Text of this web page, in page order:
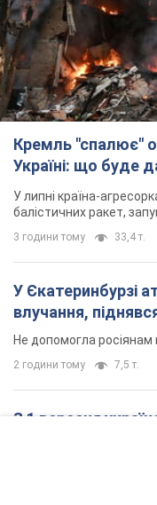
Кремль "спалює"
Україні: що буде
У липні країна-
балістичних ракет,
3 години тому 33,4 т.
У Єкатеринбурзі
влучання,
Не допомогла росіянам
2 години тому 7,5 т.
З 1 вересня